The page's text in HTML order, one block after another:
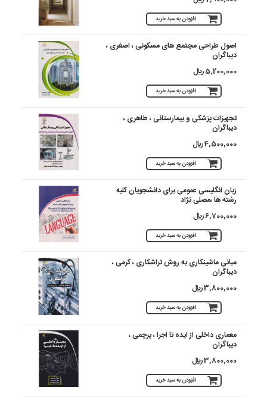
افزودن به سبد خرید
اصول طراحی مجتمع های مسکونی ، اصغری ،
دیباگران
5,200,000 ريال
افزودن به سبد خرید
تجهیزات پزشکی و بیمارستانی ، طاهری ،
دیباگران
4,500,000 ريال
افزودن به سبد خرید
زبان انگلیسی عمومی برای دانشجویان کلیه
رشته ها ،مصلی نژاد
6,700,000 ريال
افزودن به سبد خرید
مبانی ماشینکاری به روش تراشکاری ، کرمی ،
دیباگران
3,800,000 ريال
افزودن به سبد خرید
معماری داخلی از ایده تا اجرا ، پرچمی ،
دیباگران
3,800,000 ريال
افزودن به سبد خرید